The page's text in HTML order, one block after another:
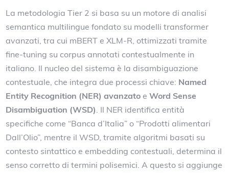
La metodologia Tier 2 si basa su un motore di analisi
semantica multilingue fondato su modelli transformer
avanzati, tra cui mBERT e XLM-R, ottimizzati tramite
fine-tuning su corpus annotati contestualmente in
italiano. Il nucleo del sistema è la disambiguazione
contestuale, che integra due processi chiave: Named
Entity Recognition (NER) avanzato eWord Sense
Disambiguation (WSD). Il NER identifica entità
specifiche come “Banca d’Italia” o “Prodotti alimentari
Dall’Olio”, mentre il WSD, tramite algoritmi basati su
contesto sintattico e embedding contestuali, determina il
senso corretto di termini polisemici. A questo si aggiunge